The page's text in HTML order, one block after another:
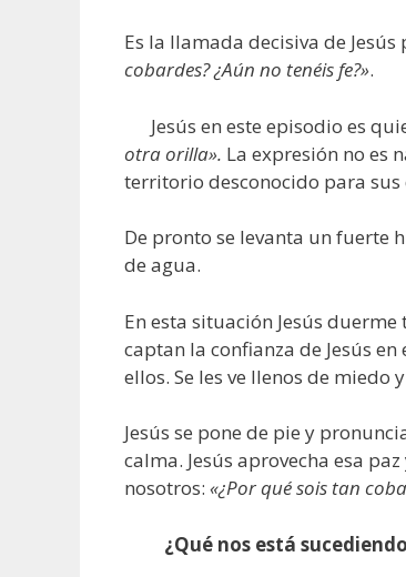
Es la llamada decisiva de
cobardes? ¿Aún no tenéis fe?».
Jesús en este episodio es
otra orilla». La expresión no es
territorio desconocido para
De pronto se levanta un fuerte
de agua.
En esta situación Jesús
captan la confianza de Jesús
ellos. Se les ve llenos de miedo
Jesús se pone de pie y
calma. Jesús aprovecha esa
nosotros: «¿Por qué sois tan
¿Qué nos está sucediendo